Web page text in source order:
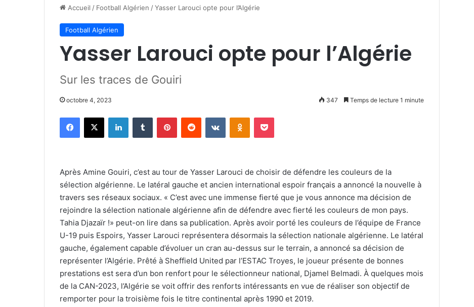
Accueil / Football Algérien /Yasser Larouci opte pour l’Algérie
Football Algérien
Yasser Larouci opte pour l’Algérie
Sur les traces de Gouiri
octobre 4, 2023 347 Temps de lecture 1 minute
Facebook
X LinkedinTumblr PinterestReddit VKontakteOdnoklassniki
Pocket
Après Amine Gouiri, c’est au tour de Yasser Larouci de choisir de défendre les couleurs de la
sélection algérienne. Le latéral gauche et ancien international espoir français a annoncé la nouvelle à
travers ses réseaux sociaux. « C’est avec une immense fierté que je vous annonce ma décision de
rejoindre la sélection nationale algérienne afin de défendre avec fierté les couleurs de mon pays.
Tahia Djazaïr !» peut-on lire dans sa publication. Après avoir porté les couleurs de l’équipe de France
U-19 puis Espoirs, Yasser Larouci représentera désormais la sélection nationale algérienne. Le latéral
gauche, également capable d’évoluer un cran au-dessus sur le terrain, a annoncé sa décision de
représenter l’Algérie. Prêté à Sheffield United par l’ESTAC Troyes, le joueur présente de bonnes
prestations est sera d’un bon renfort pour le sélectionneur national, Djamel Belmadi. À quelques mois
de la CAN-2023, l’Algérie se voit offrir des renforts intéressants en vue de réaliser son objectif de
remporter pour la troisième fois le titre continental après 1990 et 2019.